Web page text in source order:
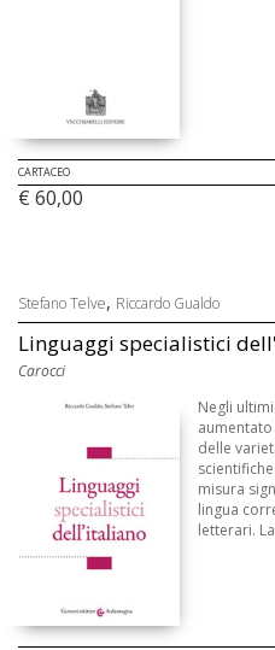
CARTACEO
€ 60,00
Stefano Telve, Riccardo Gualdo
Linguaggi specialistici
Carocci
Negli
delle
misura
lingua
letterari.